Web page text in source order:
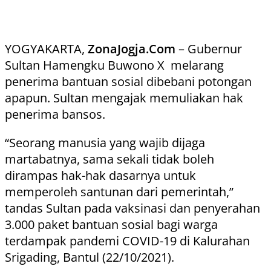
YOGYAKARTA, ZonaJogja.Com – Gubernur
Sultan Hamengku Buwono X melarang
penerima bantuan sosial dibebani potongan
apapun. Sultan mengajak memuliakan hak
penerima bansos.
“Seorang manusia yang wajib dijaga
martabatnya, sama sekali tidak boleh
dirampas hak-hak dasarnya untuk
memperoleh santunan dari pemerintah,”
tandas Sultan pada vaksinasi dan penyerahan
3.000 paket bantuan sosial bagi warga
terdampak pandemi COVID-19 di Kalurahan
Srigading, Bantul (22/10/2021).